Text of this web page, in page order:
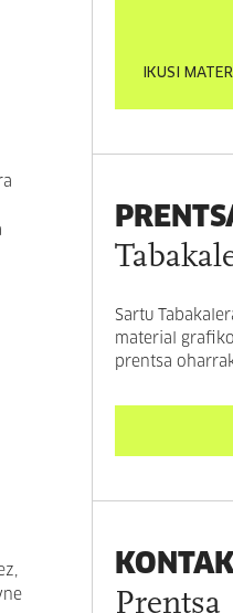
IKUSI
Sartu
material
prentsa
Prentsa